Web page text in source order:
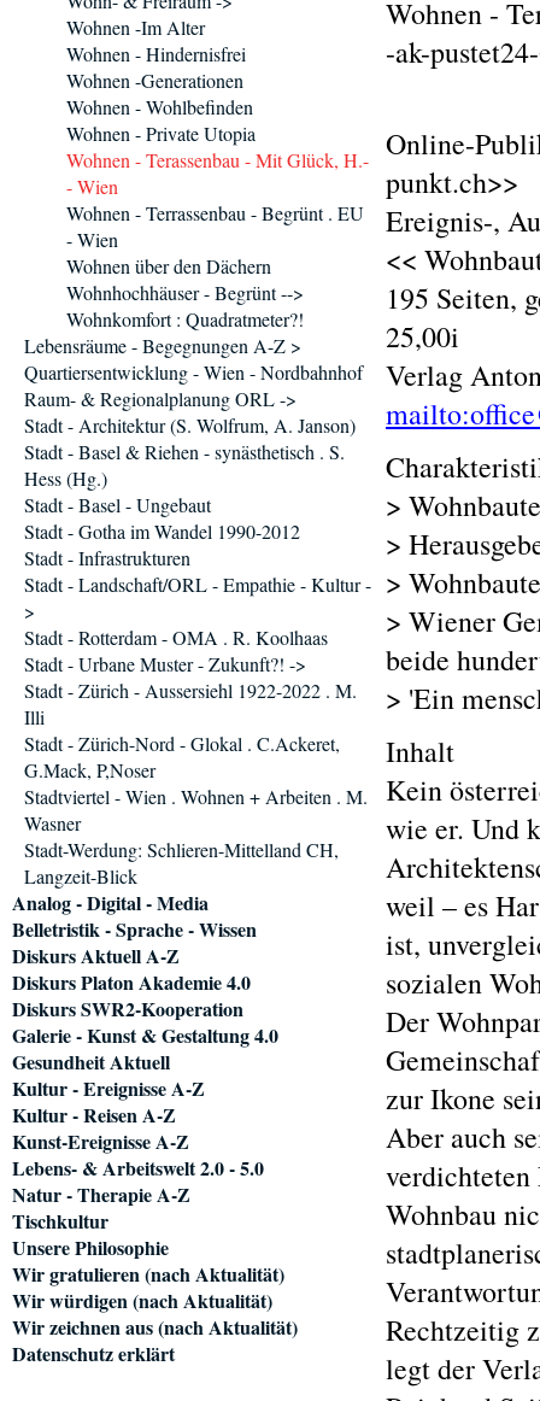
Wohnen -
-ak-
Online-
punkt.ch>>
Ereignis-,
<<
195 Seiten,
25,00i
Verlag
>
>
>
> Wiener
beide
> 'Ein
Inhalt
Kein
wie er. Und
weil – es
ist,
sozialen
Der
zur Ikone
Aber auch
verdichteten
Wohnbau
Rechtzeitig
legt der
Wohnen -Im Alter
Wohnen - Hindernisfrei
Wohnen -Generationen
Wohnen - Wohlbefinden
Wohnen - Private Utopia
Wohnen - Terassenbau - Mit Glück, H.-
- Wien
Wohnen - Terrassenbau - Begrünt . EU
- Wien
Wohnen über den Dächern
Wohnhochhäuser - Begrünt -->
Wohnkomfort : Quadratmeter?!
Lebensräume - Begegnungen A-Z >
Quartiersentwicklung - Wien - Nordbahnhof
Raum- & Regionalplanung ORL ->
Stadt - Architektur (S. Wolfrum, A. Janson)
Stadt - Basel & Riehen - synästhetisch . S.
Hess (Hg.)
Stadt - Basel - Ungebaut
Stadt - Gotha im Wandel 1990-2012
Stadt - Infrastrukturen
Stadt - Landschaft/ORL - Empathie - Kultur -
>
Stadt - Rotterdam - OMA . R. Koolhaas
Stadt - Urbane Muster - Zukunft?! ->
Stadt - Zürich - Aussersiehl 1922-2022 . M.
Illi
Stadt - Zürich-Nord - Glokal . C.Ackeret,
G.Mack, P,Noser
Stadtviertel - Wien . Wohnen + Arbeiten . M.
Wasner
Stadt-Werdung: Schlieren-Mittelland CH,
Langzeit-Blick
Analog - Digital - Media
Belletristik - Sprache - Wissen
Diskurs Aktuell A-Z
Diskurs Platon Akademie 4.0
Diskurs SWR2-Kooperation
Galerie - Kunst & Gestaltung 4.0
Gesundheit Aktuell
Kultur - Ereignisse A-Z
Kultur - Reisen A-Z
Kunst-Ereignisse A-Z
Lebens- & Arbeitswelt 2.0 - 5.0
Natur - Therapie A-Z
Tischkultur
Unsere Philosophie
Wir gratulieren (nach Aktualität)
Wir würdigen (nach Aktualität)
Wir zeichnen aus (nach Aktualität)
Datenschutz erklärt